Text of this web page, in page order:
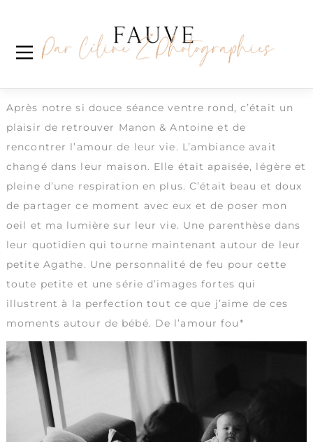
Sweet Agathe
Séance autour de bébé à la maison
Après notre si douce séance ventre rond, c’était un
plaisir de retrouver Manon & Antoine et de
rencontrer l’amour de leur vie. L’ambiance avait
changé dans leur maison. Elle était apaisée, légère et
pleine d’une respiration en plus. C’était beau et doux
de partager ce moment avec eux et de poser mon
oeil et ma lumière sur leur vie. Une parenthèse dans
leur quotidien qui tourne maintenant autour de leur
petite Agathe. Une personnalité de feu pour cette
toute petite et une série d’images fortes qui
illustrent à la perfection tout ce que j’aime de ces
moments autour de bébé. De l’amour fou*